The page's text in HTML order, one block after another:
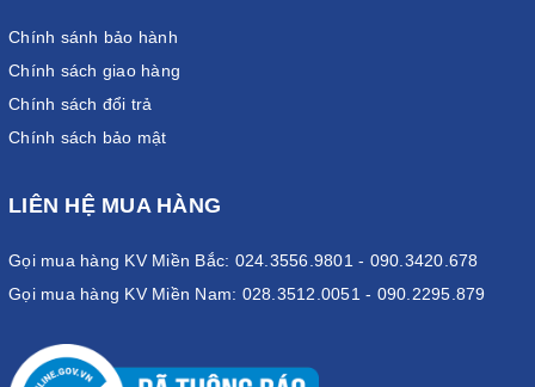
Chính sánh bảo hành
Chính sách giao hàng
Chính sách đổi trả
Chính sách bảo mật
LIÊN HỆ MUA HÀNG
Gọi mua hàng KV Miền Bắc: 024.3556.9801 - 090.3420.678
Gọi mua hàng KV Miền Nam: 028.3512.0051 - 090.2295.879